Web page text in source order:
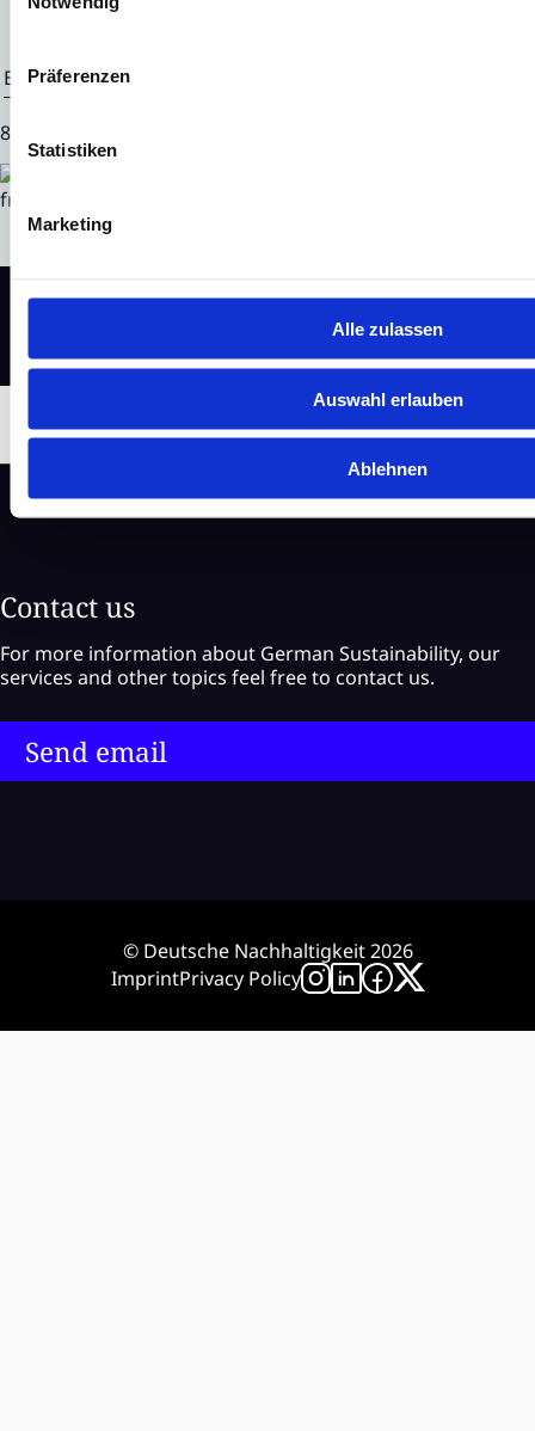
Präferenzen
Statistiken
Marketing
Alle zulassen
Auswahl erlauben
Ablehnen
Ende der Mitteilung
85263 17.08.2023 CET/CEST
Contact us
For more information about German Sustainability, our
services and other topics feel free to contact us.
Send email
© Deutsche Nachhaltigkeit 2026
ImprintPrivacy Policy